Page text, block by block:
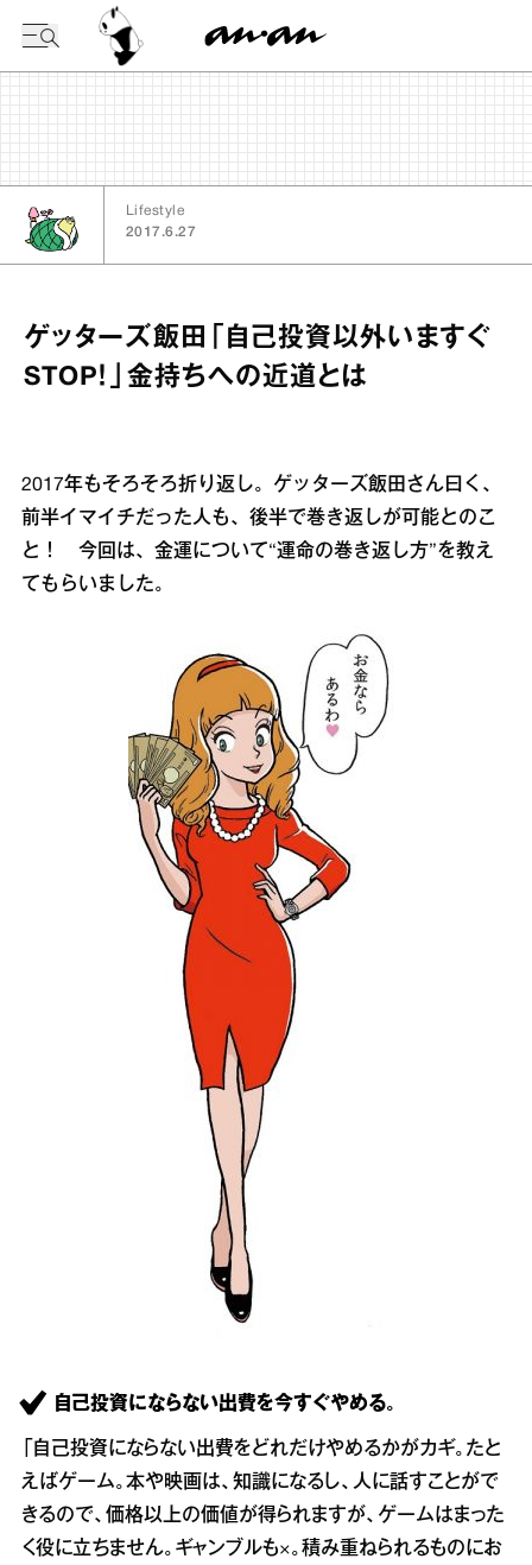
Lifestyle
2017.6.27
ゲッターズ飯田「自己投資以外いますぐ
STOP！」金持ちへの近道とは
2017年もそろそろ折り返し。ゲッターズ飯田さん曰く、
前半イマイチだった人も、後半で巻き返しが可能とのこ
と！ 今回は、金運について“運命の巻き返し方”を教え
てもらいました。
自己投資にならない出費を今すぐやめる。
「自己投資にならない出費をどれだけやめるかがカギ。たと
えばゲーム。本や映画は、知識になるし、人に話すことがで
きるので、価格以上の価値が得られますが、ゲームはまった
く役に立ちません。ギャンブルも×。積み重ねられるものにお